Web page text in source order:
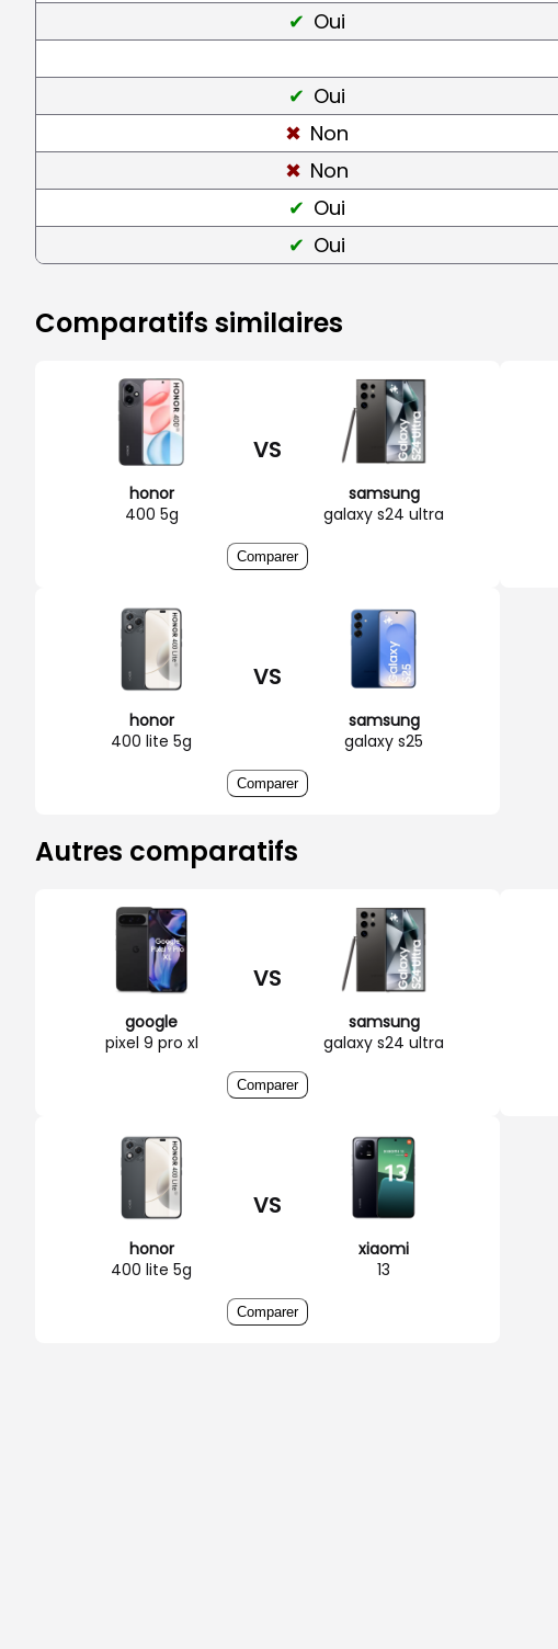
Oui
Oui
Non
Non
Oui
Oui
Comparatifs similaires
honor
400 5g
VS
samsung
galaxy s24 ultra
Comparer
honor
400 lite 5g
VS
samsung
galaxy s25
Comparer
Autres comparatifs
google
pixel 9 pro xl
VS
samsung
galaxy s24 ultra
Comparer
honor
400 lite 5g
VS
xiaomi
13
Comparer